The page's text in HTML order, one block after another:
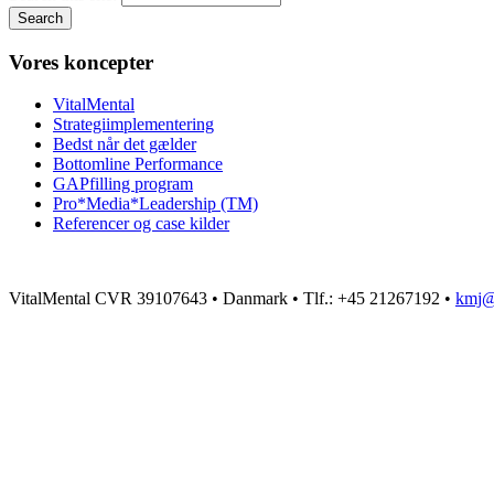
Vores koncepter
VitalMental
Strategiimplementering
Bedst når det gælder
Bottomline Performance
GAPfilling program
Pro*Media*Leadership (TM)
Referencer og case kilder
VitalMental CVR 39107643 • Danmark • Tlf.: +45 21267192 •